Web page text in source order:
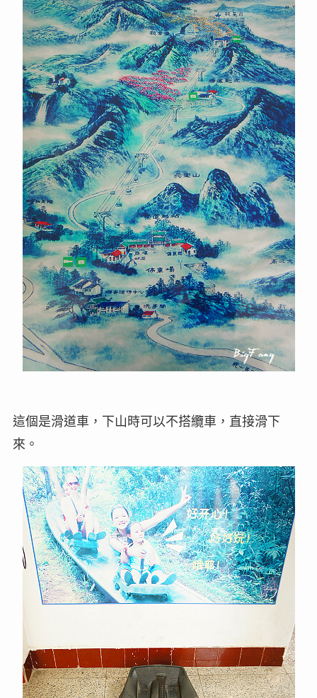
這個是滑道車，下山時可以不搭纜車，直接滑下
來。